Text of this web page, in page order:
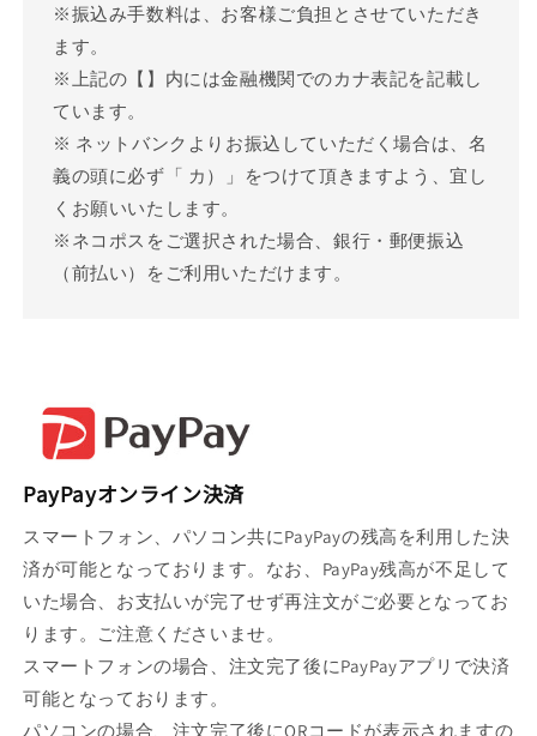
※振込み手数料は、お客様ご負担とさせていただき
ます。
※上記の【】内には金融機関でのカナ表記を記載し
ています。
※ ネットバンクよりお振込していただく場合は、名
義の頭に必ず「 カ）」をつけて頂きますよう、宜し
くお願いいたします。
※ネコポスをご選択された場合、銀行・郵便振込
（前払い）をご利用いただけます。
PayPayオンライン決済
スマートフォン、パソコン共にPayPayの残高を利用した決
済が可能となっております。なお、PayPay残高が不足して
いた場合、お支払いが完了せず再注文がご必要となってお
ります。ご注意くださいませ。
スマートフォンの場合、注文完了後にPayPayアプリで決済
可能となっております。
パソコンの場合、注文完了後にQRコードが表示されますの